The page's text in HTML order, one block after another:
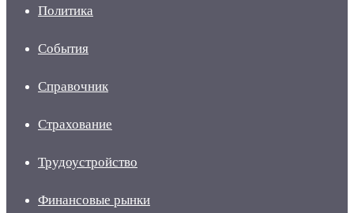
Политика
События
Справочник
Страхование
Трудоустройство
Финансовые рынки